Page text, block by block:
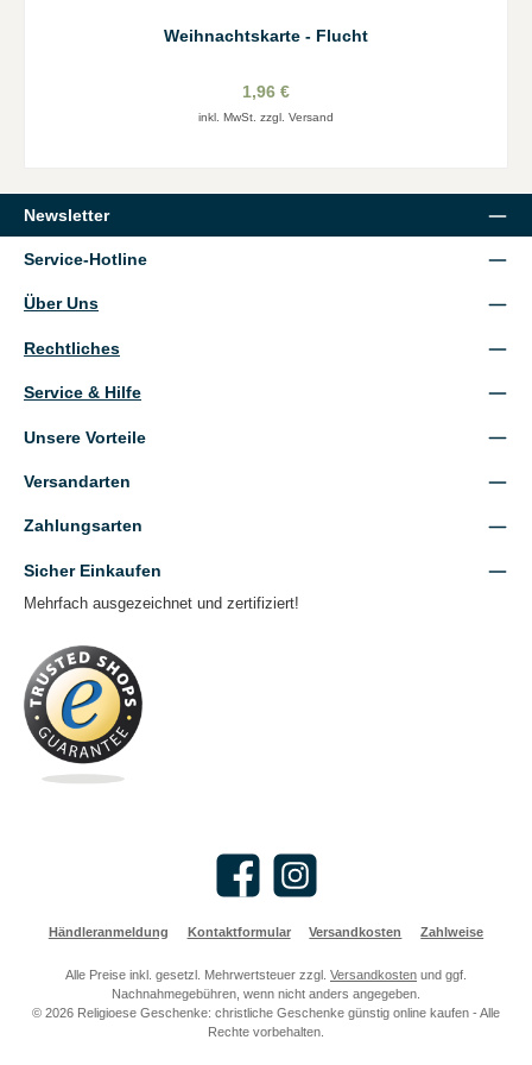
Weihnachtskarte - Flucht
1,96 €
inkl. MwSt. zzgl. Versand
Newsletter
Service-Hotline
Über Uns
Rechtliches
Service & Hilfe
Unsere Vorteile
Versandarten
Zahlungsarten
Sicher Einkaufen
Mehrfach ausgezeichnet und zertifiziert!
Facebook Instagram
Händleranmeldung Kontaktformular Versandkosten Zahlweise
Alle Preise inkl. gesetzl. Mehrwertsteuer zzgl. Versandkosten und ggf.
Nachnahmegebühren, wenn nicht anders angegeben.
© 2026 Religioese Geschenke: christliche Geschenke günstig online kaufen - Alle
Rechte vorbehalten.